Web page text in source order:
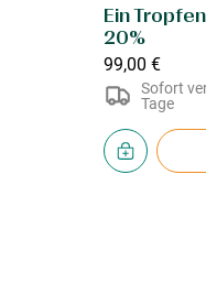
Ein
20%
99,00 €
Sofort
Tage